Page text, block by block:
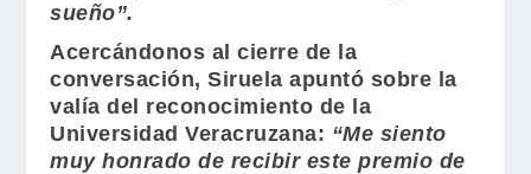
sueño”.
Acercándonos al cierre de la
conversación,Siruela apuntó sobre la
valía del reconocimiento de la
Universidad Veracruzana: “Me siento
muy honrado de recibir este premio de